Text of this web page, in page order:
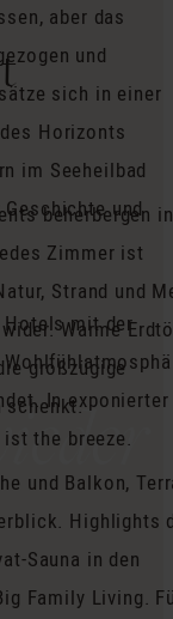
aber das
und
sich in einer
Horizonts
im Seeheilbad
und
Hotels mit der
In exponierter
the breeze.
beherbergen in
Zimmer ist
Strand und
Warme
großzügige
schenkt.
und Balkon,
Highlights
Sauna in den
Family Living.